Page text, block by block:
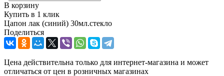
В корзину
Купить в 1 клик
Цапон лак (синий) 30мл.стекло
Поделиться
Цена действительна только для интернет-магазина и может
отличаться от цен в розничных магазинах